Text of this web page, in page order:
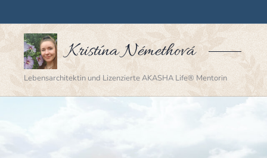
Kristína Némethová
Lebensarchitektin und Lizenzierte AKASHA Life® Mentorin